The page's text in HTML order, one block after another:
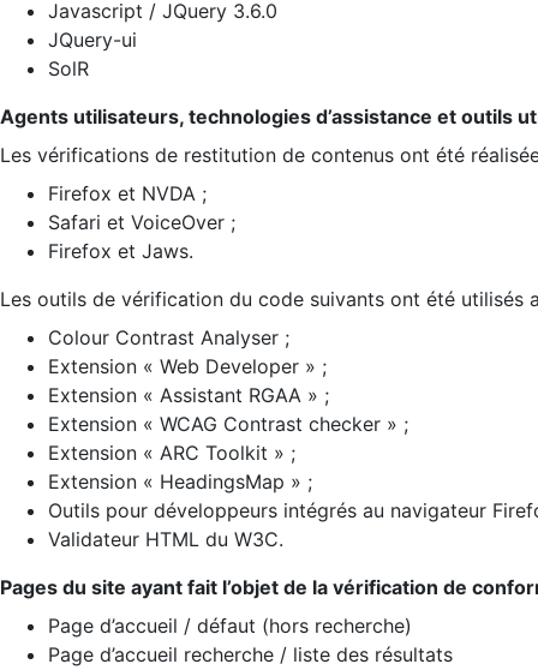
Javascript / JQuery 3.6.0
JQuery-ui
SolR
Agents utilisateurs, technologies d’assistance et outils
Les vérifications de restitution de contenus ont été
Firefox et NVDA ;
Safari et VoiceOver ;
Firefox et Jaws.
Les outils de vérification du code suivants ont été utilisés
Colour Contrast Analyser ;
Extension « Web Developer » ;
Extension « Assistant RGAA » ;
Extension « WCAG Contrast checker » ;
Extension « ARC Toolkit » ;
Extension « HeadingsMap » ;
Outils pour développeurs intégrés au navigateur
Validateur HTML du W3C.
Pages du site ayant fait l’objet de la vérification de
Page d’accueil / défaut (hors recherche)
Page d’accueil recherche / liste des résultats